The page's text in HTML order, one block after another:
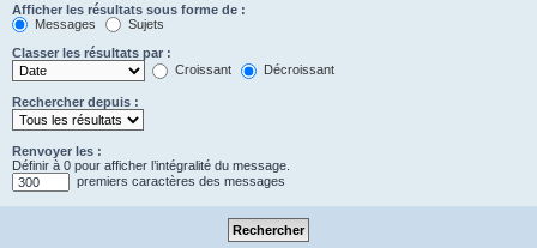
Afficher les résultats sous forme de :
Messages
Sujets
Classer les résultats par :
Croissant
Décroissant
Rechercher depuis :
Renvoyer les :
Définir à 0 pour afficher l’intégralité du message.
premiers caractères des messages